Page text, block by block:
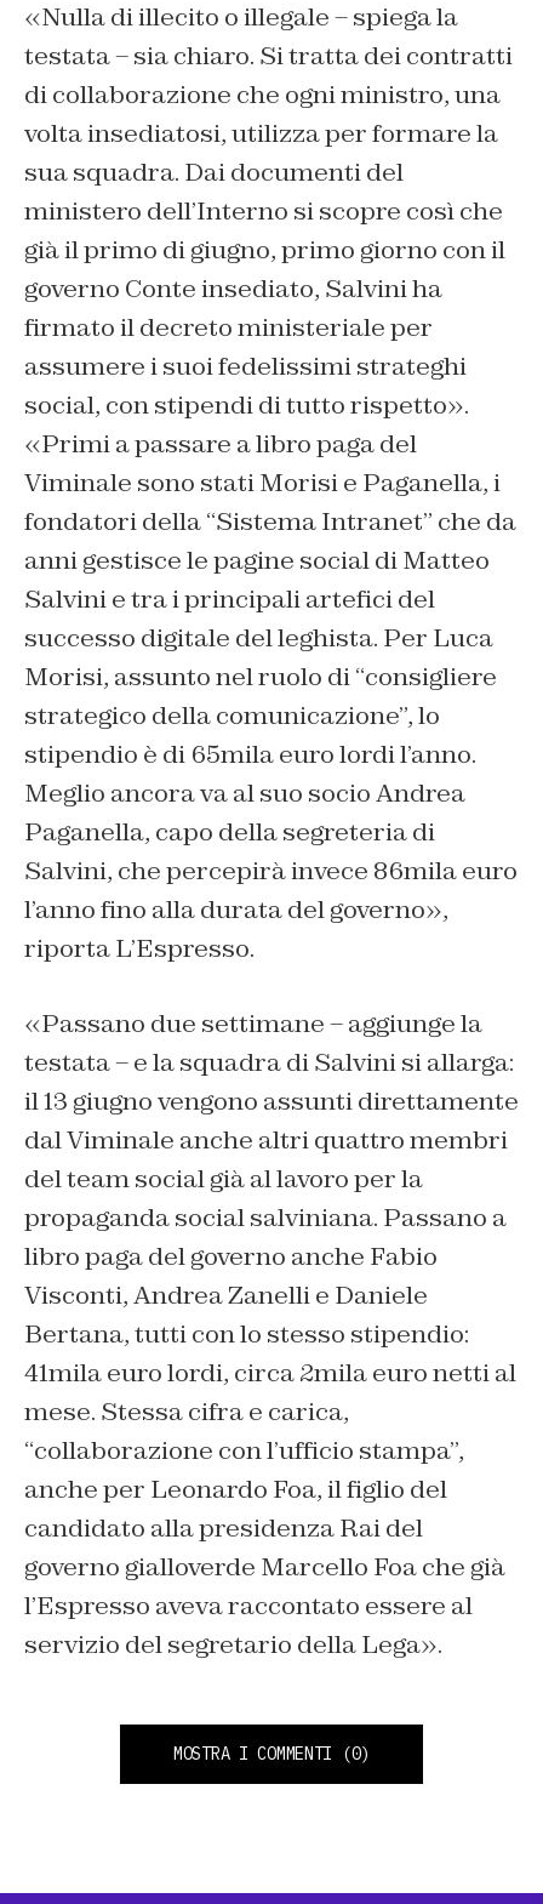
«Nulla di illecito o illegale – spiega la
testata – sia chiaro. Si tratta dei contratti
di collaborazione che ogni ministro, una
volta insediatosi, utilizza per formare la
sua squadra. Dai documenti del
ministero dell’Interno si scopre così che
già il primo di giugno, primo giorno con il
governo Conte insediato, Salvini ha
firmato il decreto ministeriale per
assumere i suoi fedelissimi strateghi
social, con stipendi di tutto rispetto».
«Primi a passare a libro paga del
Viminale sono stati Morisi e Paganella, i
fondatori della “Sistema Intranet” che da
anni gestisce le pagine social di Matteo
Salvini e tra i principali artefici del
successo digitale del leghista. Per Luca
Morisi, assunto nel ruolo di “consigliere
strategico della comunicazione”, lo
stipendio è di 65mila euro lordi l’anno.
Meglio ancora va al suo socio Andrea
Paganella, capo della segreteria di
Salvini, che percepirà invece 86mila euro
l’anno fino alla durata del governo»,
riporta L’Espresso.
«Passano due settimane – aggiunge la
testata – e la squadra di Salvini si allarga:
il 13 giugno vengono assunti direttamente
dal Viminale anche altri quattro membri
del team social già al lavoro per la
propaganda social salviniana. Passano a
libro paga del governo anche Fabio
Visconti, Andrea Zanelli e Daniele
Bertana, tutti con lo stesso stipendio:
41mila euro lordi, circa 2mila euro netti al
mese. Stessa cifra e carica,
“collaborazione con l’ufficio stampa”,
anche per Leonardo Foa, il figlio del
candidato alla presidenza Rai del
governo gialloverde Marcello Foa che già
l’Espresso aveva raccontato essere al
servizio del segretario della Lega».
MOSTRA I COMMENTI (0)